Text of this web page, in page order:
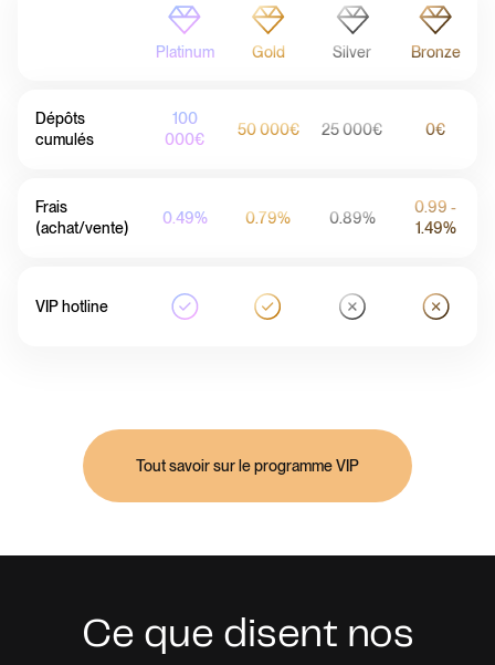
Platinum Gold Silver Bronze
Dépôts
cumulés
100
000€
50 000€ 25 000€ 0€
Frais
(achat/vente)
0.49% 0.79% 0.89%
0.99 -
1.49%
VIP hotline
Tout savoir sur le programme VIP
Ce que disent nos